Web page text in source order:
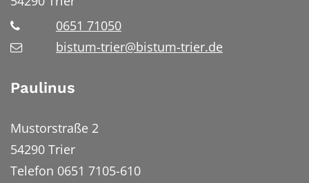
0651 71050
bistum-trier@bistum-trier.de
Paulinus
Mustorstraße 2
54290 Trier
Telefon 0651 7105-610